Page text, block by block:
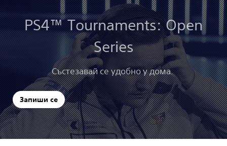
PS4™ Tournaments: Open
Series
Състезавай се удобно у дома.
Запиши се